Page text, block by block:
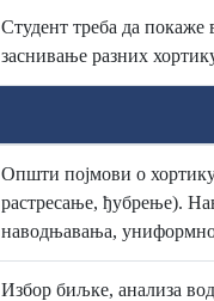
Студент треба да
заснивање разних
Општи појмови о
растресање, ђубрење).
наводњавања,
Избор биљке, анализа